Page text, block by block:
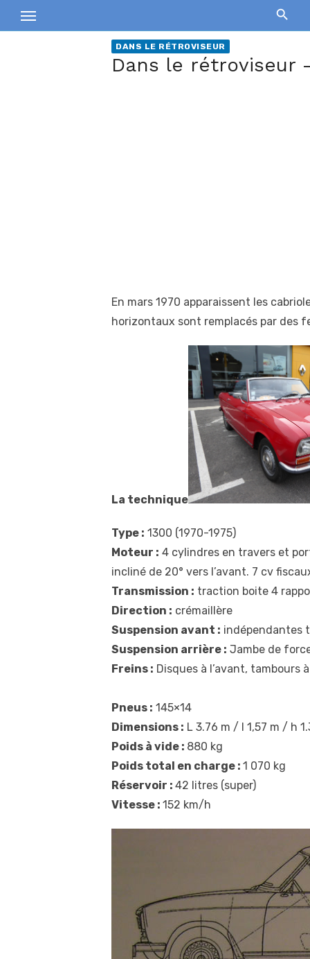
to
DANS LE RÉTROVISEUR
Dans le rétroviseur
En mars 1970 apparaissent les
horizontaux sont remplacés par des
La technique
Type : 1300 (1970-1975)
Moteur : 4 cylindres en travers et
incliné de 20° vers l’avant. 7 cv
Transmission : traction boite 4
Direction : crémaillère
Suspension avant : indépendantes
Suspension arrière : Jambe de
Freins : Disques à l’avant, tambours à
Pneus : 145×14
Dimensions : L 3.76 m / l 1,57 m / h
Poids à vide : 880 kg
Poids total en charge : 1 070 kg
Réservoir : 42 litres (super)
Vitesse : 152 km/h